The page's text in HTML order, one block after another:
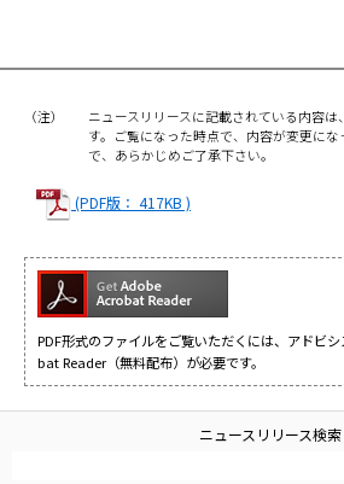
（注）
ニュースリリースに記載されている内容
す。ご覧になった時点で、内容が変更に
で、あらかじめご了承下さい。
(PDF版： 417KB )
PDF形式のファイルをご覧いただくには、アドビ
bat Reader（無料配布）が必要です。
ニュースリリース検索